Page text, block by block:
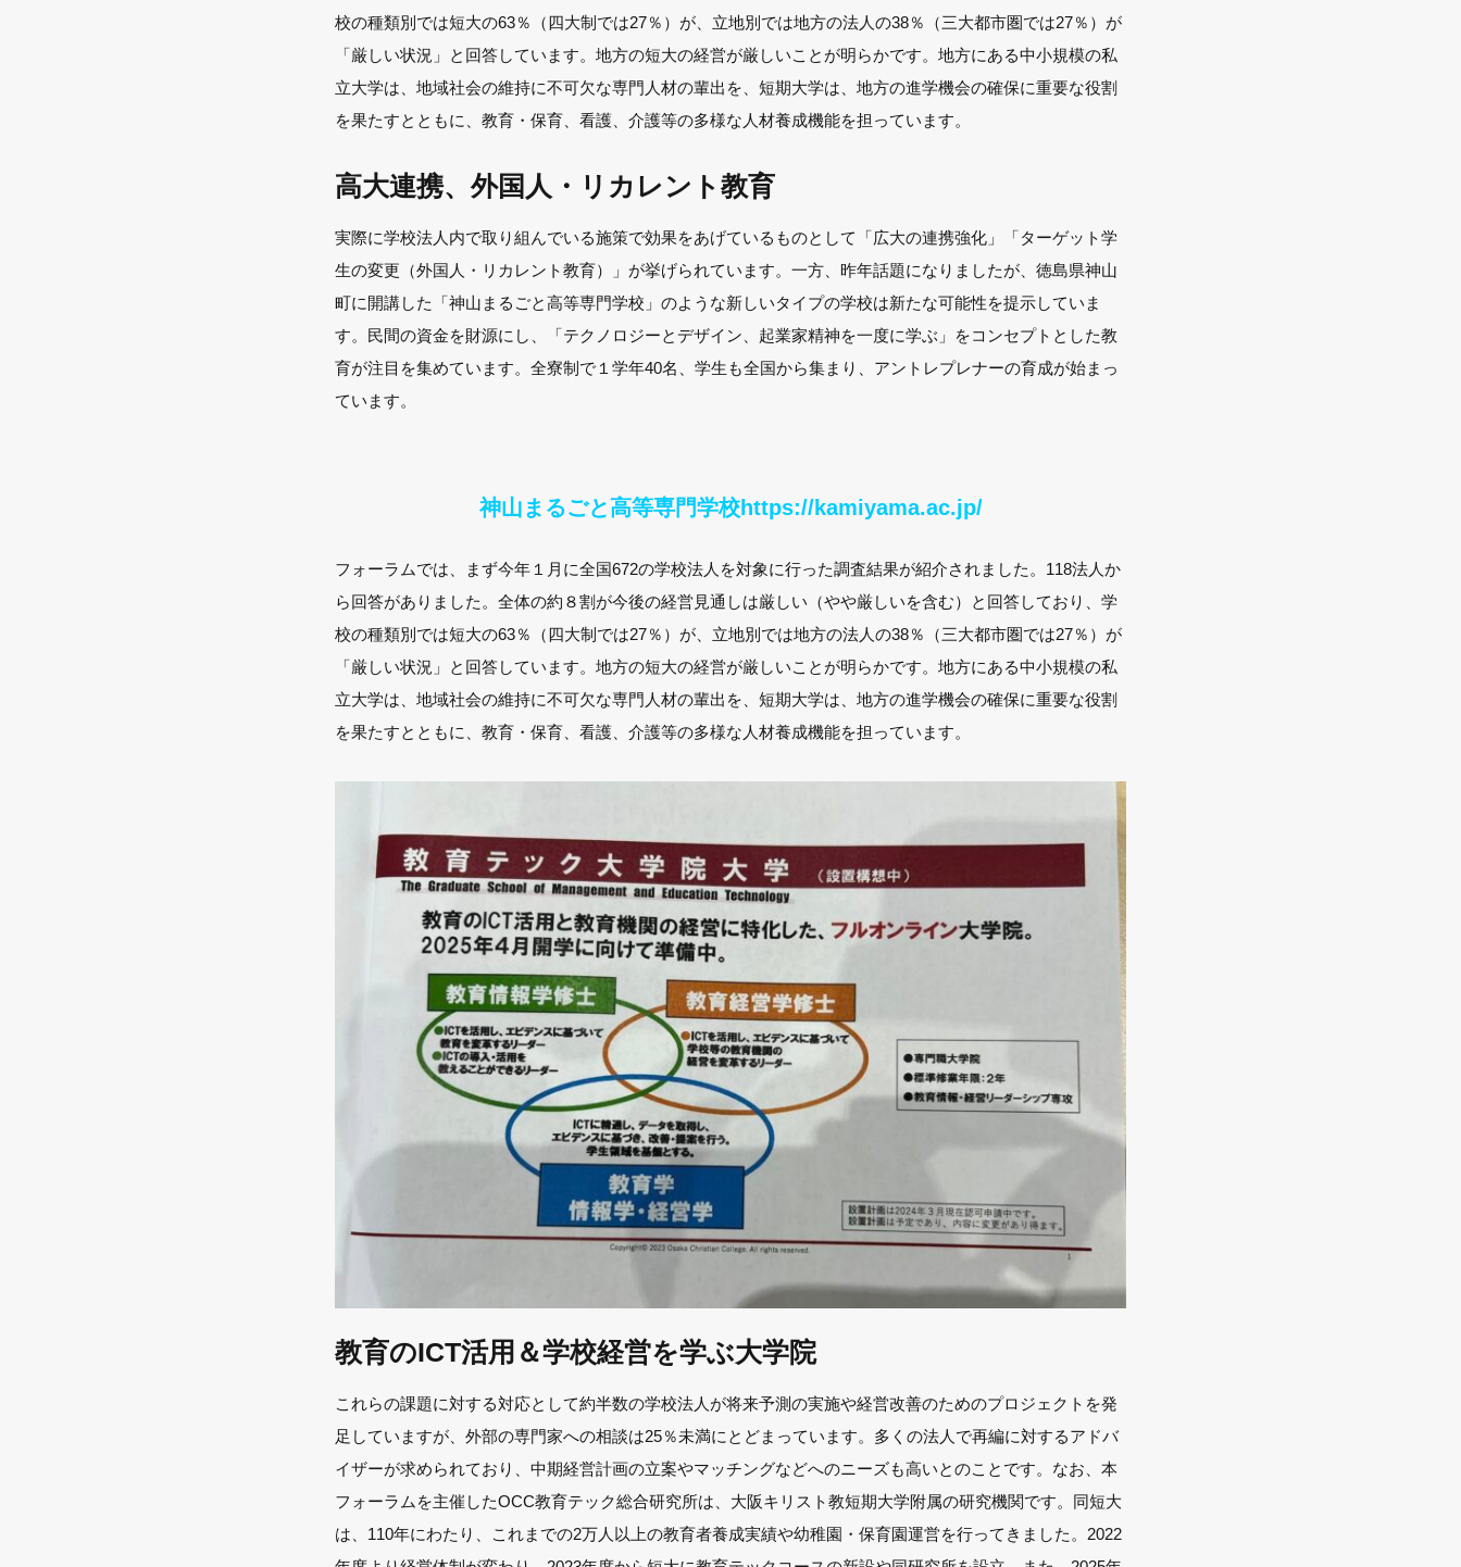
校の種類別では短大の63％（四大制では27％）が、立地別では地方の法人の38％（三大都市圏では27％）が
「厳しい状況」と回答しています。地方の短大の経営が厳しいことが明らかです。地方にある中小規模の私
立大学は、地域社会の維持に不可欠な専門人材の輩出を、短期大学は、地方の進学機会の確保に重要な役割
を果たすとともに、教育・保育、看護、介護等の多様な人材養成機能を担っています。
高大連携、外国人・リカレント教育
実際に学校法人内で取り組んでいる施策で効果をあげているものとして「広大の連携強化」「ターゲット学
生の変更（外国人・リカレント教育）」が挙げられています。一方、昨年話題になりましたが、徳島県神山
町に開講した「神山まるごと高等専門学校」のような新しいタイプの学校は新たな可能性を提示していま
す。民間の資金を財源にし、「テクノロジーとデザイン、起業家精神を一度に学ぶ」をコンセプトとした教
育が注目を集めています。全寮制で１学年40名、学生も全国から集まり、アントレプレナーの育成が始まっ
ています。
神山まるごと高等専門学校https://kamiyama.ac.jp/
フォーラムでは、まず今年１月に全国672の学校法人を対象に行った調査結果が紹介されました。118法人か
ら回答がありました。全体の約８割が今後の経営見通しは厳しい（やや厳しいを含む）と回答しており、学
校の種類別では短大の63％（四大制では27％）が、立地別では地方の法人の38％（三大都市圏では27％）が
「厳しい状況」と回答しています。地方の短大の経営が厳しいことが明らかです。地方にある中小規模の私
立大学は、地域社会の維持に不可欠な専門人材の輩出を、短期大学は、地方の進学機会の確保に重要な役割
を果たすとともに、教育・保育、看護、介護等の多様な人材養成機能を担っています。
教育のICT活用＆学校経営を学ぶ大学院
これらの課題に対する対応として約半数の学校法人が将来予測の実施や経営改善のためのプロジェクトを発
足していますが、外部の専門家への相談は25％未満にとどまっています。多くの法人で再編に対するアドバ
イザーが求められており、中期経営計画の立案やマッチングなどへのニーズも高いとのことです。なお、本
フォーラムを主催したOCC教育テック総合研究所は、大阪キリスト教短期大学附属の研究機関です。同短大
は、110年にわたり、これまでの2万人以上の教育者養成実績や幼稚園・保育園運営を行ってきました。2022